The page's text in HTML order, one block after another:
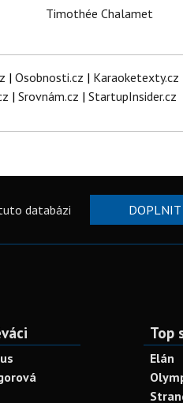
Timothée Chalamet
| Osobnosti.cz | Karaoketexty.cz
| Srovnám.cz | StartupInsider.cz
databázi DOPLNIT
Top
Elán